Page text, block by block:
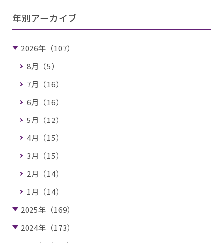
年別アーカイブ
2026年（107）
8月（5）
7月（16）
6月（16）
5月（12）
4月（15）
3月（15）
2月（14）
1月（14）
2025年（169）
2024年（173）